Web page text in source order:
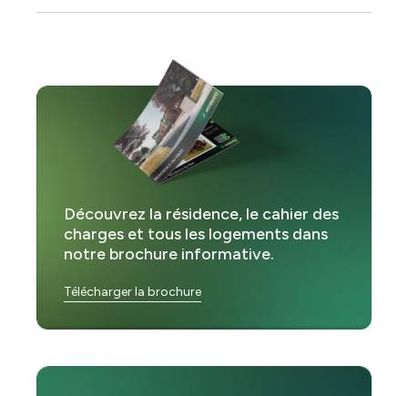
Découvrez la résidence, le cahier des
charges et tous les logements dans
notre brochure informative.
Télécharger la brochure